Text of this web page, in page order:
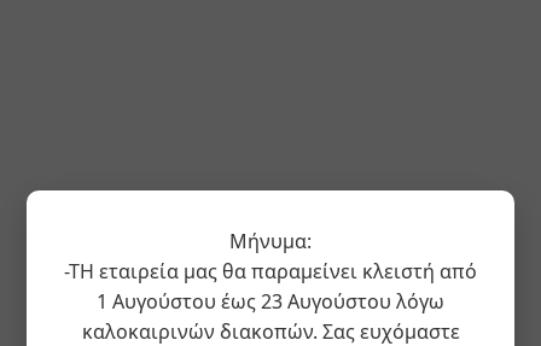
Μήνυμα:
-ΤΗ εταιρεία μας θα παραμείνει κλειστή από
1 Αυγούστου έως 23 Αυγούστου λόγω
καλοκαιρινών διακοπών. Σας ευχόμαστε